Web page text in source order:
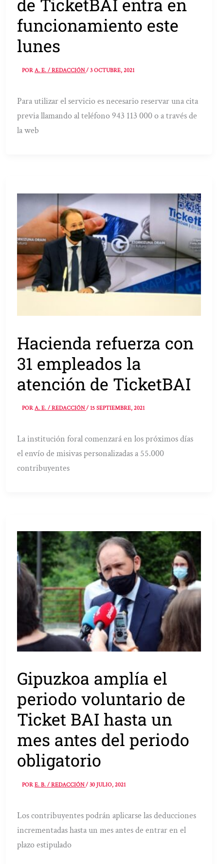
de TicketBAI entra en
funcionamiento este
lunes
PORA. E. / REDACCIÓN/3 OCTUBRE, 2021
Para utilizar el servicio es necesario reservar una cita
previa llamando al teléfono 943 113 000 o a través de
la web
Hacienda refuerza con
31 empleados la
atención de TicketBAI
PORA. E. / REDACCIÓN/15 SEPTIEMBRE, 2021
La institución foral comenzará en los próximos días
el envío de misivas personalizadas a 55.000
contribuyentes
Gipuzkoa amplía el
periodo voluntario de
Ticket BAI hasta un
mes antes del periodo
obligatorio
PORE. B. / REDACCIÓN/30 JULIO, 2021
Los contribuyentes podrán aplicarse las deducciones
incrementadas hasta un mes antes de entrar en el
plazo estipulado